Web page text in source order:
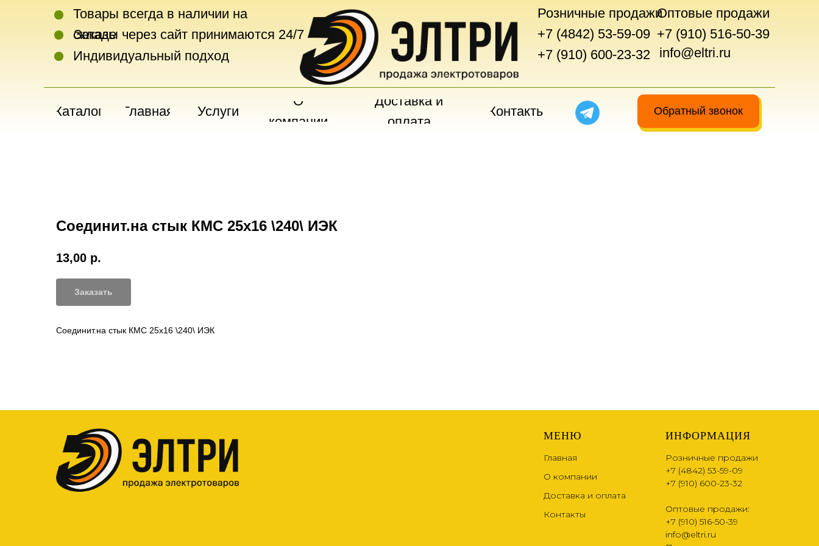
Товары всегда в наличии на
складе
Заказы через сайт принимаются 24/7
Розничные продажи
+7 (4842) 53-59-09
+7 (910) 600-23-32
Оптовые продажи
+7 (910) 516-50-39
Обратный звонок
Каталог Главная
О
компании
Доставка и
оплата
Контакты
Индивидуальный подход info@eltri.ru
Услуги
Соединит.на стык КМС 25х16 \240\ ИЭК
13,00 р.
Заказать
Соединит.на стык КМС 25х16 \240\ ИЭК
МЕНЮ
Главная
О компании
Доставка и оплата
Контакты
ИНФОРМАЦИЯ
Розничные продажи
+7 (4842) 53-59-09
+7 (910) 600-23-32
Оптовые продажи:
+7 (910) 516-50-39
info@eltri.ru